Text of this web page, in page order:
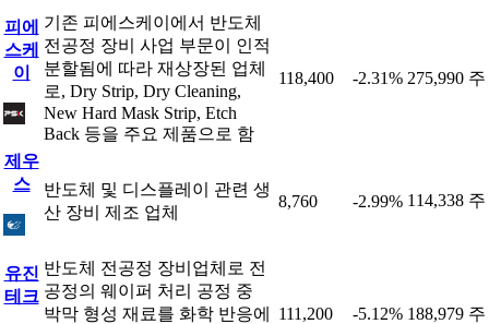
피에
스케
이
기존 피에스케이에서 반도체
전공정 장비 사업 부문이 인적
분할됨에 따라 재상장된 업체
로, Dry Strip, Dry Cleaning,
New Hard Mask Strip, Etch
Back 등을 주요 제품으로 함
118,400 -2.31% 275,990 주
제우
스
반도체 및 디스플레이 관련 생
산 장비 제조 업체
8,760 -2.99% 114,338 주
유진
테크
반도체 전공정 장비업체로 전
공정의 웨이퍼 처리 공정 중
박막 형성 재료를 화학 반응에
111,200 -5.12% 188,979 주